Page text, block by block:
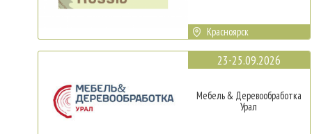
Красноярск
23-25.09.2026
Мебель & Деревообработка
Урал